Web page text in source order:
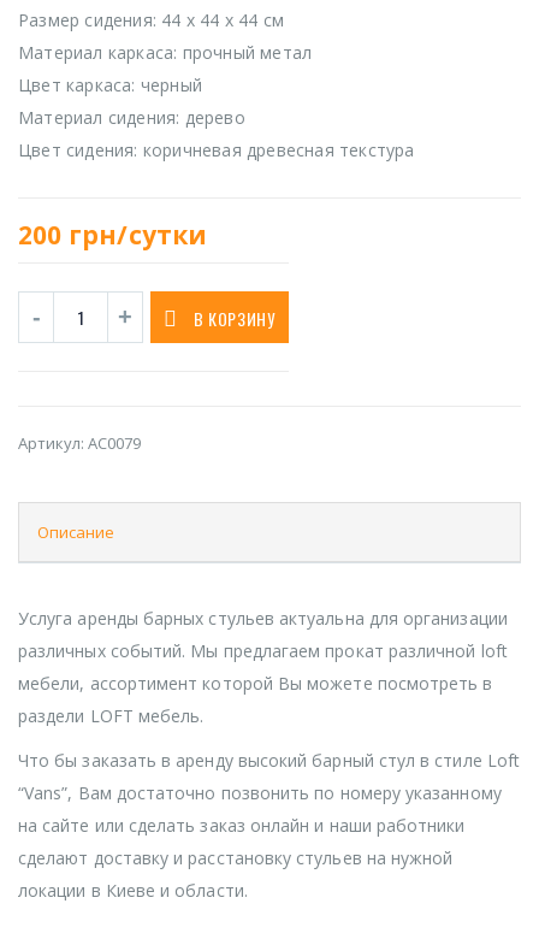
Размер сидения: 44 х 44 х 44 см
Материал каркаса: прочный метал
Цвет каркаса: черный
Материал сидения: дерево
Цвет сидения: коричневая древесная текстура
200 грн/сутки
В КОРЗИНУ
Артикул: AC0079
Описание
Услуга аренды барных стульев актуальна для организации
различных событий. Мы предлагаем прокат различной loft
мебели, ассортимент которой Вы можете посмотреть в
раздели LOFT мебель.
Что бы заказать в аренду высокий барный стул в стиле Loft
“Vans”, Вам достаточно позвонить по номеру указанному
на сайте или сделать заказ онлайн и наши работники
сделают доставку и расстановку стульев на нужной
локации в Киеве и области.